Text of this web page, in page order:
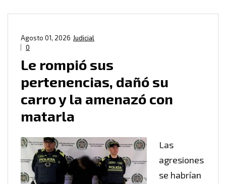
Judicial
Agosto 01, 2026
0
Le rompió sus
pertenencias, dañó su
carro y la amenazó con
matarla
Las
agresiones
se habrían